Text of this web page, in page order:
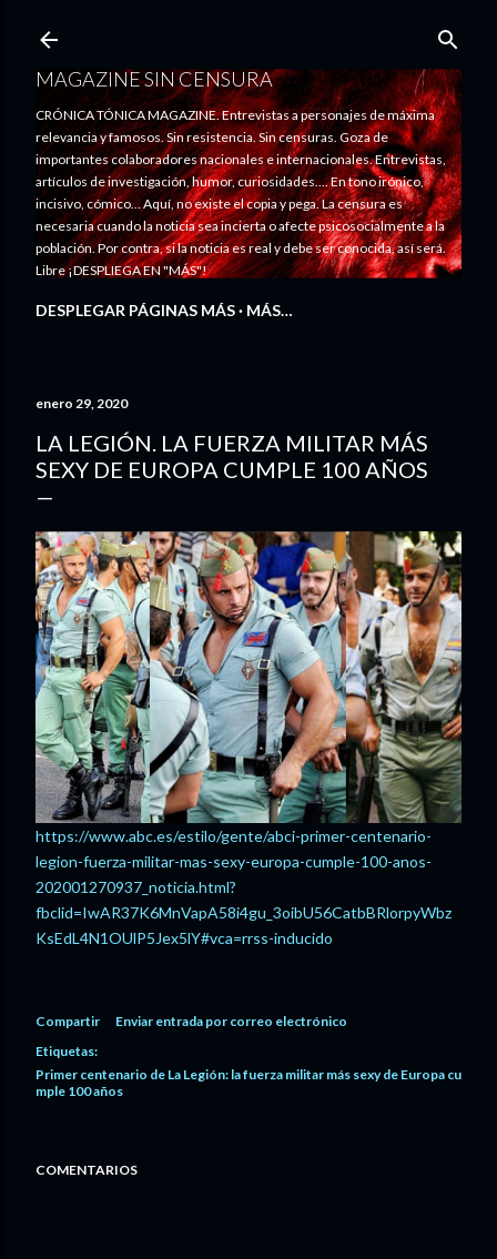
MAGAZINE SIN CENSURA
CRÓNICA TÓNICA MAGAZINE. Entrevistas a personajes de máxima
relevancia y famosos. Sin resistencia. Sin censuras. Goza de
importantes colaboradores nacionales e internacionales. Entrevistas,
artículos de investigación, humor, curiosidades.... En tono irónico,
incisivo, cómico... Aquí, no existe el copia y pega. La censura es
necesaria cuando la noticia sea incierta o afecte psicosocialmente a la
población. Por contra, si la noticia es real y debe ser conocida, así será.
Libre ¡DESPLIEGA EN "MÁS"!
DESPLEGAR PÁGINAS MÁS MÁS…
enero 29, 2020
LA LEGIÓN. LA FUERZA MILITAR MÁS
SEXY DE EUROPA CUMPLE 100 AÑOS
https://www.abc.es/estilo/gente/abci-primer-centenario-
legion-fuerza-militar-mas-sexy-europa-cumple-100-anos-
202001270937_noticia.html?
fbclid=IwAR37K6MnVapA58i4gu_3oibU56CatbBRlorpyWbz
KsEdL4N1OUlP5Jex5lY#vca=rrss-inducido
Compartir
Enviar entrada por correo electrónico
Etiquetas:
Primer centenario de La Legión: la fuerza militar más sexy de Europa cu
mple 100 años
COMENTARIOS